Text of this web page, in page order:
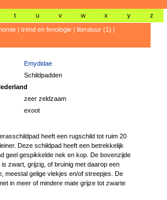
t u v w x y z
| trend en fenologie| literatuur (1) |
Emydidae
Schildpadden
zeer zeldzaam
exoot
heeft een rugschild tot ruim 20
Deze schildpad heeft een betrekkelijk
geel gespikkelde nek en kop. De bovenzijde
zwart, grijzig, of bruinig met daarop een
meestal gelige vlekjes en/of streepjes. De
in meer of mindere mate grijze tot zwarte